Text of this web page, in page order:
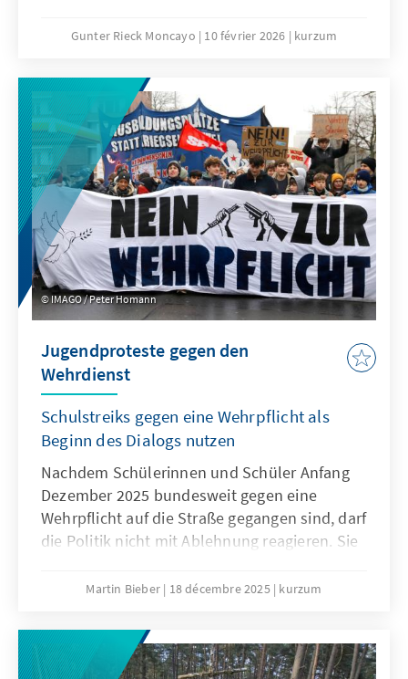
geht ernsthaft davon aus, dass der seit der 4.
Stillstand aufgelöst werden kann. Die seit
Jahren geforderte grundlegende Reform der
WTO wird auch dieses Mal nicht gelingen. Das
ist zwar keine gute Nachricht für die globale
Handelsordnung, es bedeutet aber nicht, dass
den konstruktiven Kräften innerhalb der
Weltgemeinschaft und insbesondere der EU
die Hände gebunden sind.
Gunter Rieck Moncayo 10 février 2026 kurzum
IMAGO / Peter Homann
Jugendproteste gegen den
Wehrdienst
Schulstreiks gegen eine Wehrpflicht als
Beginn des Dialogs nutzen
Nachdem Schülerinnen und Schüler Anfang
Dezember 2025 bundesweit gegen eine
Wehrpflicht auf die Straße gegangen sind, darf
die Politik nicht mit Ablehnung reagieren. Sie
jungen Generation offen begegnen. Nur wenn
Maßnahmen wie das
Wehrdienstmodernisierungsgesetz oder ein
Martin Bieber 18 décembre 2025 kurzum